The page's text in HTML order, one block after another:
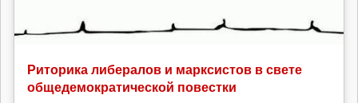
Риторика либералов и марксистов в свете
общедемократической повестки